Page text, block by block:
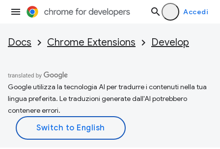
Accedi
Docs Chrome Extensions Develop
Google utilizza la tecnologia AI per tradurre i contenuti nella tua
lingua preferita. Le traduzioni generate dall'AI potrebbero
contenere errori.